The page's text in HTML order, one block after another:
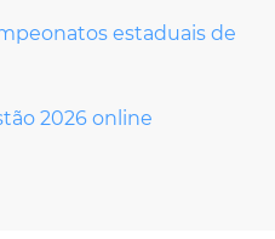
estaduais de
2026 online